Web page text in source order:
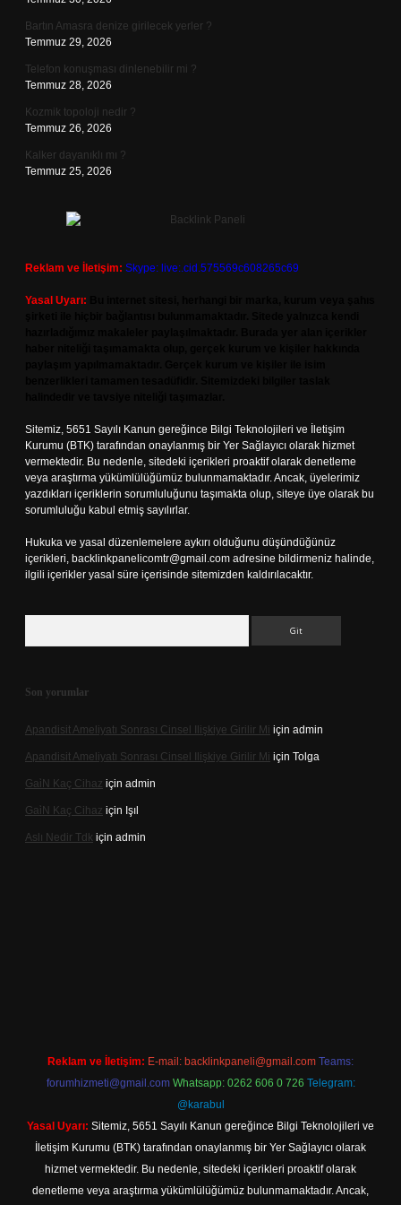
Bartın Amasra denize girilecek yerler ?
Temmuz 29, 2026
Telefon konuşması dinlenebilir mi ?
Temmuz 28, 2026
Kozmik topoloji nedir ?
Temmuz 26, 2026
Kalker dayanıklı mı ?
Temmuz 25, 2026
Reklam ve İletişim: Skype: live:.cid.575569c608265c69
Yasal Uyarı:
Sitemiz, 5651 Sayılı Kanun gereğince Bilgi Teknolojileri ve İletişim
Kurumu (BTK) tarafından onaylanmış bir Yer Sağlayıcı olarak hizmet
vermektedir. Bu nedenle, sitedeki içerikleri proaktif olarak denetleme
veya araştırma yükümlülüğümüz bulunmamaktadır. Ancak, üyelerimiz
yazdıkları içeriklerin sorumluluğunu taşımakta olup, siteye üye olarak bu
sorumluluğu kabul etmiş sayılırlar.
Hukuka ve yasal düzenlemelere aykırı olduğunu düşündüğünüz
içerikleri, backlinkpanelicomtr@gmail.com adresine bildirmeniz halinde,
ilgili içerikler yasal süre içerisinde sitemizden kaldırılacaktır.
Son yorumlar
Apandisit Ameliyatı Sonrası Cinsel Ilişkiye Girilir Mi için admin
Apandisit Ameliyatı Sonrası Cinsel Ilişkiye Girilir Mi için Tolga
Gai̇N Kaç Cihaz için admin
Gai̇N Kaç Cihaz için Işıl
Aslı Nedir Tdk için admin
Reklam ve İletişim: E-mail: backlinkpaneli@gmail.com Teams:
forumhizmeti@gmail.com Whatsapp: 0262 606 0 726 Telegram:
@karabul
Yasal Uyarı: Sitemiz, 5651 Sayılı Kanun gereğince Bilgi Teknolojileri ve
İletişim Kurumu (BTK) tarafından onaylanmış bir Yer Sağlayıcı olarak
hizmet vermektedir. Bu nedenle, sitedeki içerikleri proaktif olarak
denetleme veya araştırma yükümlülüğümüz bulunmamaktadır. Ancak,